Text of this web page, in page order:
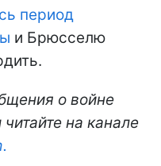
период
и Брюсселю
о войне
на канале